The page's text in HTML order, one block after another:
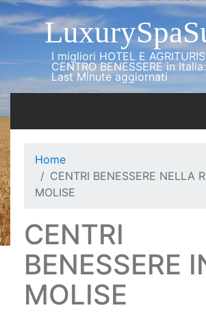
I migliori HOTEL E
CENTRO BENESSERE in
Last Minute aggiornati
Home
CENTRI BENESSERE NELLA
MOLISE
CENTRI
BENESSERE
MOLISE